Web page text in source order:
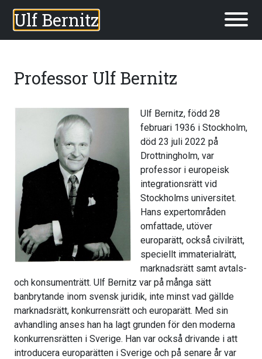
Ulf Bernitz
Professor Ulf Bernitz
Ulf Bernitz, född 28
februari 1936 i Stockholm,
död 23 juli 2022 på
Drottningholm, var
professor i europeisk
integrationsrätt vid
Stockholms universitet.
Hans expertområden
omfattade, utöver
europarätt, också civilrätt,
speciellt immaterialrätt,
marknadsrätt samt avtals-
och konsumenträtt. Ulf Bernitz var på många sätt
banbrytande inom svensk juridik, inte minst vad gällde
marknadsrätt, konkurrensrätt och europarätt. Med sin
avhandling anses han ha lagt grunden för den moderna
konkurrensrätten i Sverige. Han var också drivande i att
introducera europarätten i Sverige och på senare år var